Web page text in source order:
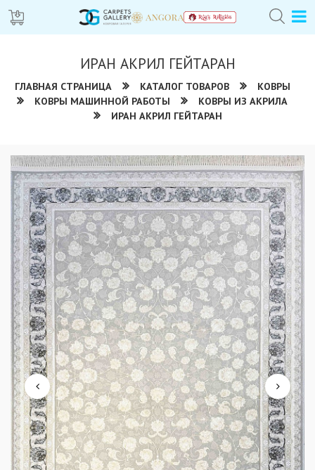
ИРАН АКРИЛ ГЕЙТАРАН
ГЛАВНАЯ СТРАНИЦА КАТАЛОГ ТОВАРОВ
КОВРЫ
КОВРЫ МАШИННОЙ РАБОТЫ
КОВРЫ ИЗ АКРИЛА
ИРАН АКРИЛ ГЕЙТАРАН